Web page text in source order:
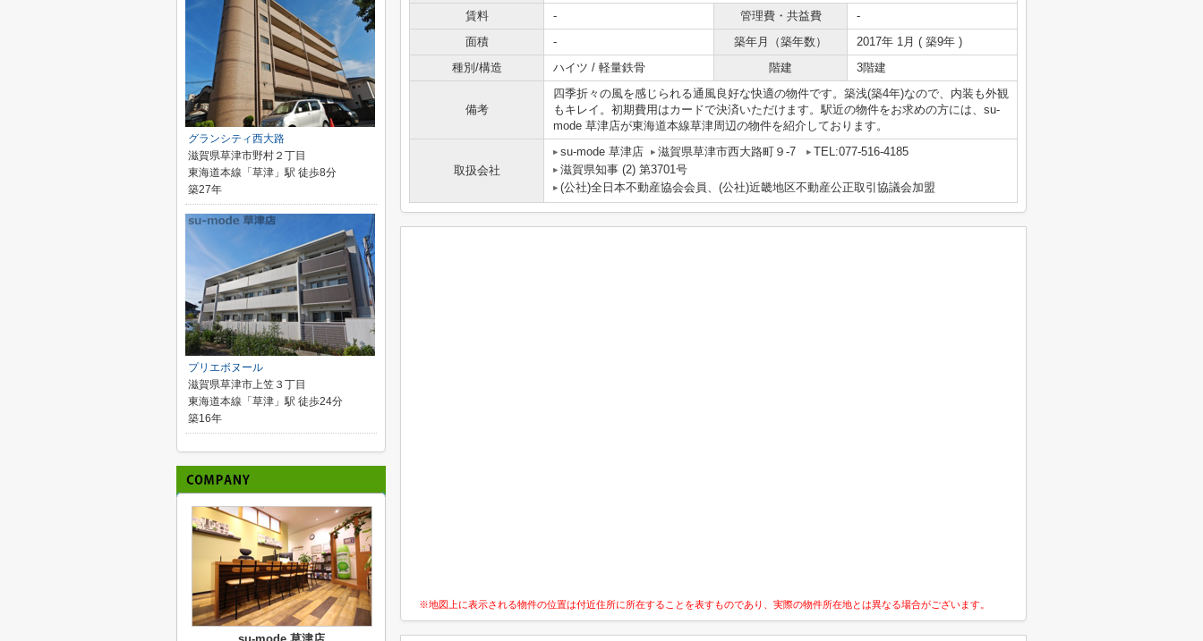
賃料 - 管理費・共益費
-
面積
- 築年月（築年数）
2017年 1月 ( 築9年 )
種別/構造
ハイツ / 軽量鉄骨 階建 3階建
備考
四季折々の風を感じられる通風良好な快適の物件です。築浅(築4年)なので、内装も外観
もキレイ。初期費用はカードで決済いただけます。駅近の物件をお求めの方には、su-
mode 草津店が東海道本線草津周辺の物件を紹介しております。
取扱会社
su-mode 草津店 滋賀県草津市西大路町９-7
TEL:077-516-4185
滋賀県知事 (2) 第3701号
(公社)全日本不動産協会会員、(公社)近畿地区不動産公正取引協議会加盟
※地図上に表示される物件の位置は付近住所に所在することを表すものであり、実際の物件所在地とは異なる場合がございます。
グランシティ西大路
滋賀県草津市野村２丁目
東海道本線「草津」駅 徒歩8分
築27年
プリエボヌール
滋賀県草津市上笠３丁目
東海道本線「草津」駅 徒歩24分
築16年